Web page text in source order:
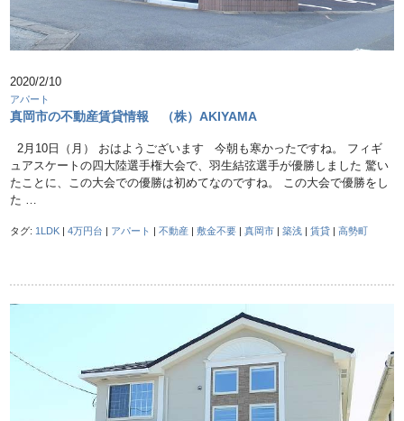
2020/2/10
アパート
真岡市の不動産賃貸情報 （株）AKIYAMA
2月10日（月） おはようございます 今朝も寒かったですね。 フィギ
ュアスケートの四大陸選手権大会で、羽生結弦選手が優勝しました 驚い
たことに、この大会での優勝は初めてなのですね。 この大会で優勝をし
た …
タグ: 1LDK |4万円台 | アパート |不動産 |敷金不要 |真岡市 |築浅 |賃貸 |高勢町